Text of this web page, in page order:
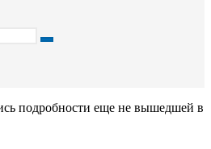
Искать
подробности еще не вышедшей в